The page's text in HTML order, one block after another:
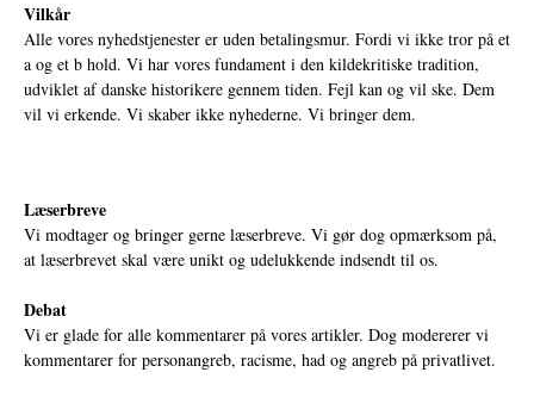
Vilkår
Alle vores nyhedstjenester er uden betalingsmur. Fordi vi ikke tror på et
a og et b hold. Vi har vores fundament i den kildekritiske tradition,
udviklet af danske historikere gennem tiden. Fejl kan og vil ske. Dem
vil vi erkende. Vi skaber ikke nyhederne. Vi bringer dem.
Læserbreve
Vi modtager og bringer gerne læserbreve. Vi gør dog opmærksom på,
at læserbrevet skal være unikt og udelukkende indsendt til os.
Debat
Vi er glade for alle kommentarer på vores artikler. Dog modererer vi
kommentarer for personangreb, racisme, had og angreb på privatlivet.